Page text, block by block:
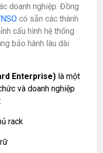
doanh nghiệp. Đồng
có sẵn các thành
cấu hình hệ thống
bảo hành lâu dài
Enterprise) là một
và doanh nghiệp
rack